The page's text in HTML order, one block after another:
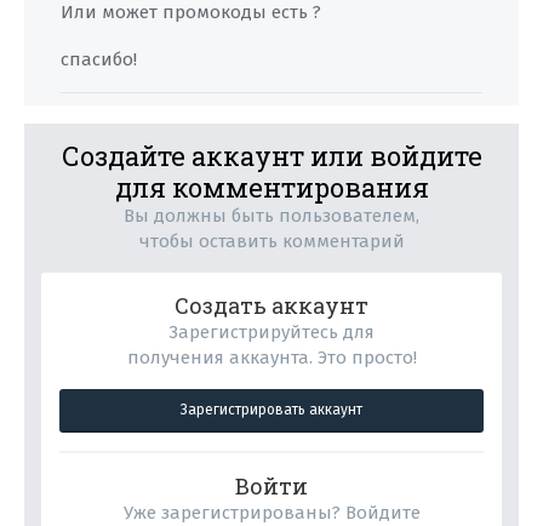
Или может промокоды есть ?
спасибо!
Создайте аккаунт или войдите
для комментирования
Вы должны быть пользователем,
чтобы оставить комментарий
Создать аккаунт
Зарегистрируйтесь для
получения аккаунта. Это просто!
Зарегистрировать аккаунт
Войти
Уже зарегистрированы? Войдите